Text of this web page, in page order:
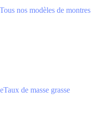
Tous nos modèles de montres
Taux de masse grasse